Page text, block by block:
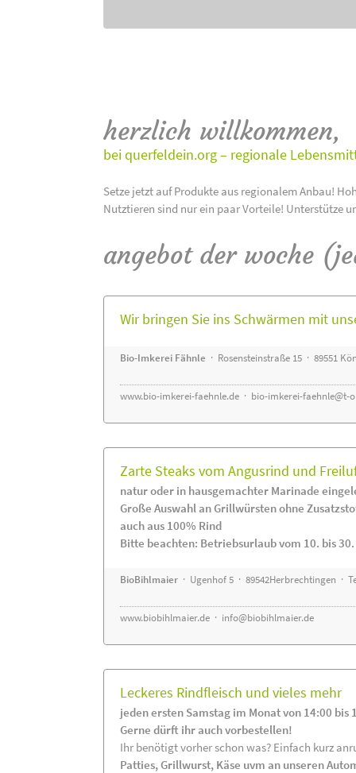
herzlich willkommen,
bei querfeldein.org – regionale
Setze jetzt auf Produkte aus regionalem Anbau!
Nutztieren sind nur ein paar Vorteile! Unterstütze
angebot der woche
Wir bringen Sie ins Schwärmen mit
Bio-Imkerei Fähnle · Rosensteinstraße 15 · 89551
www.bio-imkerei-faehnle.de · bio-imkerei-faehnle@t-
Zarte Steaks vom Angusrind und
natur oder in hausgemachter Marinade
Große Auswahl an Grillwürsten ohne
auch aus 100% Rind
Bitte beachten: Betriebsurlaub vom 10. bis
BioBihlmaier · Ugenhof 5 · 89542Herbrechtingen ·
www.biobihlmaier.de · info@biobihlmaier.de
Leckeres Rindfleisch und vieles mehr
jeden ersten Samstag im Monat von 14:00 bis
Gerne dürft ihr auch vorbestellen!
Ihr benötigt vorher schon was? Einfach kurz
Patties, Grillwurst, Käse uvm an unseren